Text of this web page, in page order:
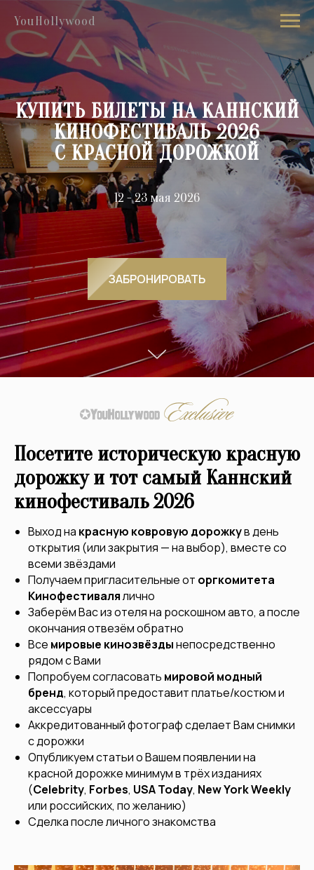
YouHollywood
КУПИТЬ БИЛЕТЫ НА КАННСКИЙ
КИНОФЕСТИВАЛЬ 2026
С КРАСНОЙ ДОРОЖКОЙ
12 - 23 мая 2026
ЗАБРОНИРОВАТЬ
Посетите историческую красную
дорожку и тот самый Каннский
кинофестиваль 2026
Выход на красную ковровую дорожкув день
открытия (или закрытия — на выбор), вместе со
всеми звёздами
Получаем пригласительные от оргкомитета
Кинофестивалялично
Заберём Вас из отеля на роскошном авто, а после
окончания отвезём обратно
Все мировые кинозвёздынепосредственно
рядом с Вами
Попробуем согласовать мировой модный
бренд, который предоставит платье/костюм и
аксессуары
Аккредитованный фотограф сделает Вам снимки
с дорожки
Опубликуем статьи о Вашем появлении на
красной дорожке минимум в трёх изданиях
(Celebrity, Forbes, USA Today, New York Weekly
или российских, по желанию)
Сделка после личного знакомства